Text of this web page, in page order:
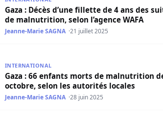
Gaza : Décès d’une fillette de 4 ans des
de malnutrition, selon l’agence WAFA
Jeanne-Marie SAGNA 21 juillet 2025
Gaza : 66 enfants morts de malnutrition
INTERNATIONAL
Gaza : 66 enfants morts de malnutrition
octobre, selon les autorités locales
Jeanne-Marie SAGNA 28 juin 2025